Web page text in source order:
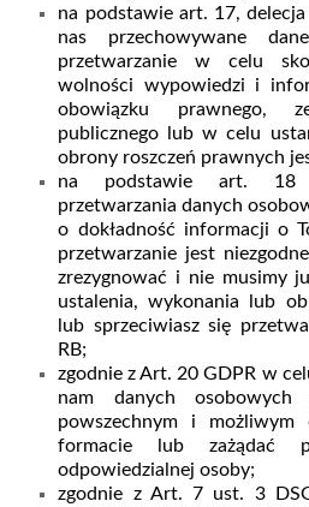
na podstawie art. 17,
nas przechowywane
przetwarzanie w celu
wolności wypowiedzi i
obowiązku prawnego,
publicznego lub w celu
obrony roszczeń prawnych
na podstawie art. 18
przetwarzania danych
o dokładność informacji o
przetwarzanie jest
zrezygnować i nie musimy
ustalenia, wykonania lub
lub sprzeciwiasz się
RB;
zgodnie z Art. 20 GDPR w
nam danych osobowych
powszechnym i możliwym
formacie lub zażądać
odpowiedzialnej osoby;
zgodnie z Art. 7 ust. 3